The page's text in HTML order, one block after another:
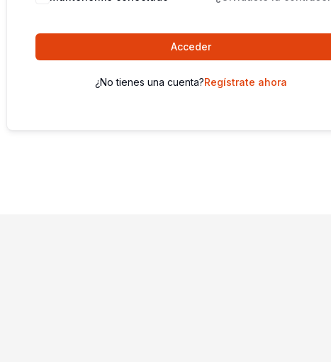
Acceder
¿No tienes una cuenta?Regístrate ahora